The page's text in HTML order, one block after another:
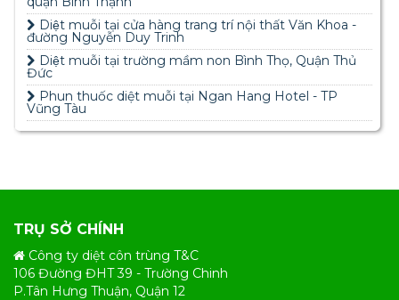
Diệt muỗi tại cửa hàng trang trí nội thất Văn Khoa -
đường Nguyễn Duy Trinh
Diệt muỗi tại trường mầm non Bình Thọ, Quận Thủ
Đức
Phun thuốc diệt muỗi tại Ngan Hang Hotel - TP
Vũng Tàu
TRỤ SỞ CHÍNH
Công ty diệt côn trùng T&C
106 Đường ĐHT 39 - Trường Chinh
P.Tân Hưng Thuận, Quận 12